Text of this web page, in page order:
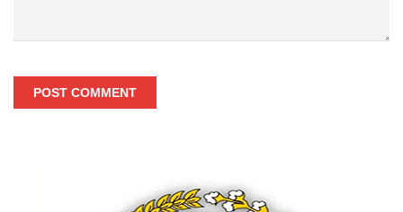
POST COMMENT